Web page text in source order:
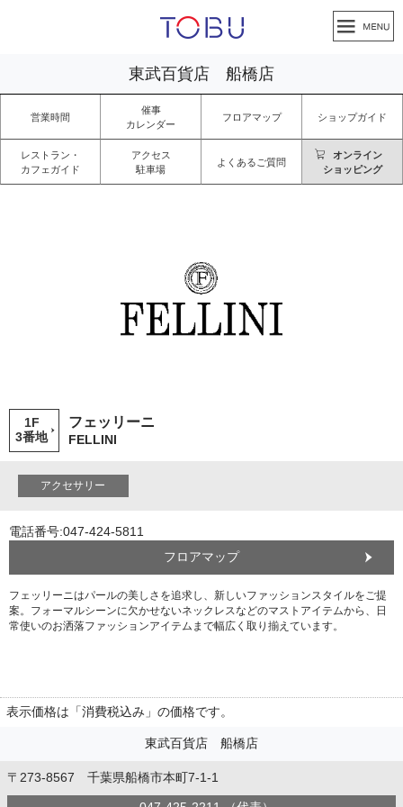
東武百貨店 船橋店
営業時間
催事
カレンダー
フロアマップ ショップガイド
レストラン・
カフェガイド
アクセス
駐車場
よくあるご質問
オンライン
ショッピング
1F
3番地
フェッリーニ
FELLINI
アクセサリー
電話番号:047-424-5811
フロアマップ
フェッリーニはパールの美しさを追求し、新しいファッションスタイルをご提
案。フォーマルシーンに欠かせないネックレスなどのマストアイテムから、日
常使いのお洒落ファッションアイテムまで幅広く取り揃えています。
表示価格は「消費税込み」の価格です。
東武百貨店 船橋店
〒273-8567 千葉県船橋市本町7-1-1